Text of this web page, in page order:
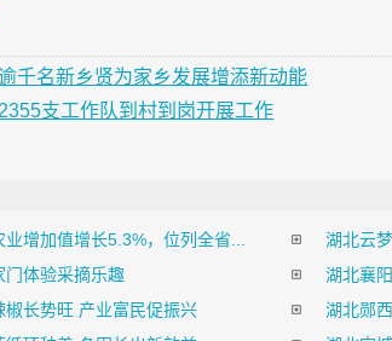
千名新乡贤为家乡发展增添新动能
支工作队到村到岗开展工作
增加值增长5.3%，位列全省...
湖北云
门体验采摘乐趣
湖北襄
椒长势旺 产业富民促振兴
湖北郧